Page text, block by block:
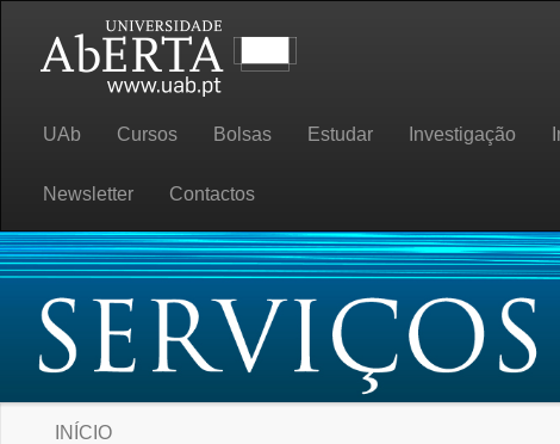
UAb Cursos Bolsas Estudar Investigação
Newsletter Contactos
INÍCIO